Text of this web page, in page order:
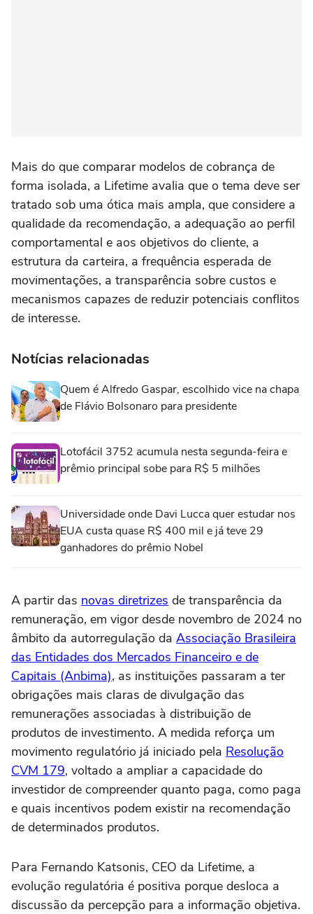
Mais do que comparar modelos de cobrança de
forma isolada, a Lifetime avalia que o tema deve ser
tratado sob uma ótica mais ampla, que considere a
qualidade da recomendação, a adequação ao perfil
comportamental e aos objetivos do cliente, a
estrutura da carteira, a frequência esperada de
movimentações, a transparência sobre custos e
mecanismos capazes de reduzir potenciais conflitos
de interesse.
Notícias relacionadas
Quem é Alfredo Gaspar, escolhido vice na chapa
de Flávio Bolsonaro para presidente
Lotofácil 3752 acumula nesta segunda-feira e
prêmio principal sobe para R$ 5 milhões
Universidade onde Davi Lucca quer estudar nos
EUA custa quase R$ 400 mil e já teve 29
ganhadores do prêmio Nobel
A partir das novas diretrizes de transparência da
remuneração, em vigor desde novembro de 2024 no
âmbito da autorregulação da Associação Brasileira
das Entidades dos Mercados Financeiro e de
Capitais (Anbima), as instituições passaram a ter
obrigações mais claras de divulgação das
remunerações associadas à distribuição de
produtos de investimento. A medida reforça um
movimento regulatório já iniciado pela Resolução
CVM 179, voltado a ampliar a capacidade do
investidor de compreender quanto paga, como paga
e quais incentivos podem existir na recomendação
de determinados produtos.
Para Fernando Katsonis, CEO da Lifetime, a
evolução regulatória é positiva porque desloca a
discussão da percepção para a informação objetiva.